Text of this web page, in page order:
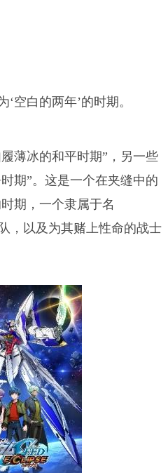
白的两年’的时期。
冰的和平时期”，另一些
期”。这是一个在夹缝中的
期，一个隶属于名
，以及为其赌上性命的战士